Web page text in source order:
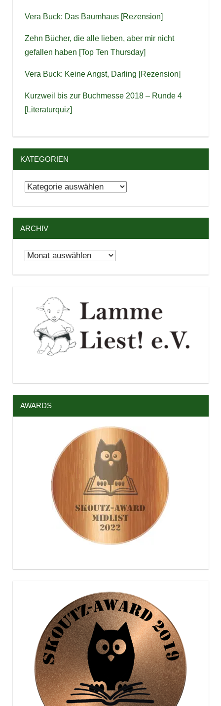
Vera Buck: Das Baumhaus [Rezension]
Zehn Bücher, die alle lieben, aber mir nicht
gefallen haben [Top Ten Thursday]
Vera Buck: Keine Angst, Darling [Rezension]
Kurzweil bis zur Buchmesse 2018 – Runde 4
[Literaturquiz]
KATEGORIEN
Kategorien
ARCHIV
Archiv
AWARDS